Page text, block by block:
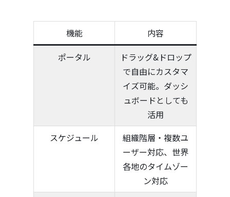
機能
内容
ポータル
ドラッグ&ドロップ
で自由にカスタマ
イズ可能。ダッシ
ュボードとしても
活用
スケジュール
組織階層・複数ユ
ーザー対応、世界
各地のタイムゾー
ン対応